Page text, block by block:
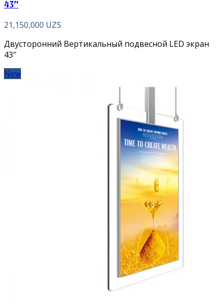
43″
21,150,000 UZS
Двусторонний Вертикальный подвесной LED экран
43″
New